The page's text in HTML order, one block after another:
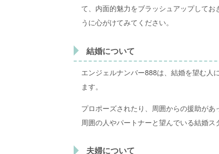
て、内面的魅力をブラッシュアップして
うに心がけてみてください。
結婚について
エンジェルナンバー888は、結婚を望む人に
ます。
プロポーズされたり、周囲からの援助があ
周囲の人やパートナーと望んでいる結婚ス
夫婦について